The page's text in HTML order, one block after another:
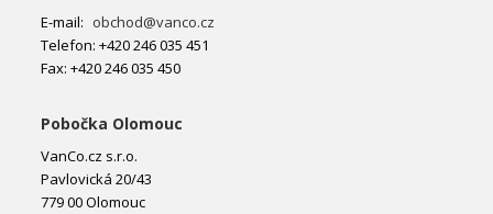
E-mail: obchod@vanco.cz
Telefon: +420 246 035 451
Fax: +420 246 035 450
Pobočka Olomouc
VanCo.cz s.r.o.
Pavlovická 20/43
779 00 Olomouc